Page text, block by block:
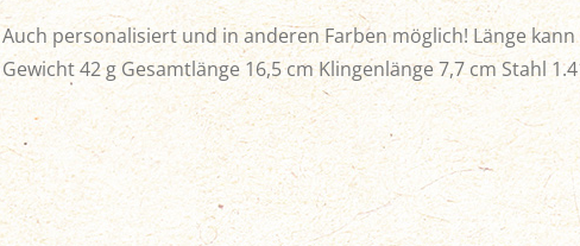
Auch personalisiert und in anderen Farben möglich! Länge
Gewicht 42 g Gesamtlänge 16,5 cm Klingenlänge 7,7 cm Stahl